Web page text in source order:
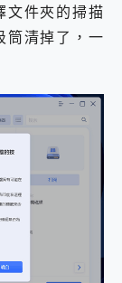
文件夾的掃描
筒清掉了，一